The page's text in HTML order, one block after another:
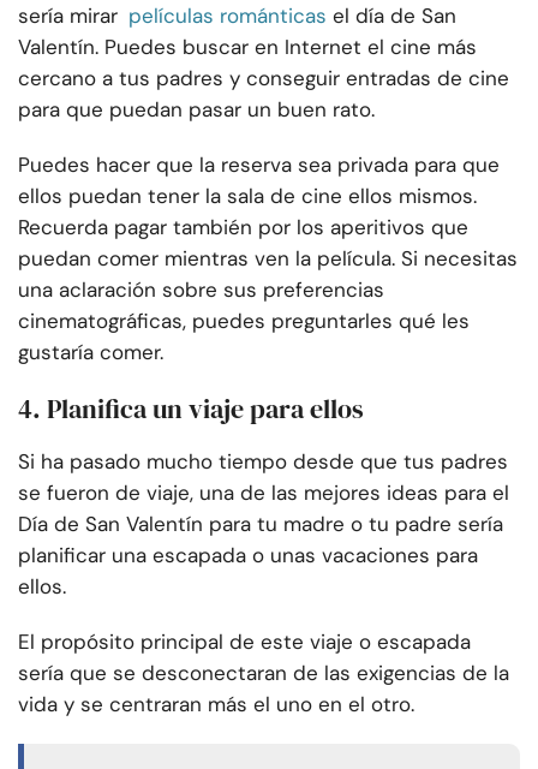
sería mirar películas románticas el día de San
Valentín. Puedes buscar en Internet el cine más
cercano a tus padres y conseguir entradas de cine
para que puedan pasar un buen rato.
Puedes hacer que la reserva sea privada para que
ellos puedan tener la sala de cine ellos mismos.
Recuerda pagar también por los aperitivos que
puedan comer mientras ven la película. Si necesitas
una aclaración sobre sus preferencias
cinematográficas, puedes preguntarles qué les
gustaría comer.
4. Planifica un viaje para ellos
Si ha pasado mucho tiempo desde que tus padres
se fueron de viaje, una de las mejores ideas para el
Día de San Valentín para tu madre o tu padre sería
planificar una escapada o unas vacaciones para
ellos.
El propósito principal de este viaje o escapada
sería que se desconectaran de las exigencias de la
vida y se centraran más el uno en el otro.